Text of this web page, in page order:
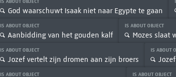
God waarschuwt Isaak niet naar Egypte te gaan
IS ABOUT OBJECT
Aanbidding van het gouden kalf
IS ABOUT OBJECT
Mozes slaat
IS ABOUT OBJECT
Jozef vertelt zijn dromen aan zijn broers
IS ABOUT
IS ABOUT OBJECT IS ABOUT OBJECT